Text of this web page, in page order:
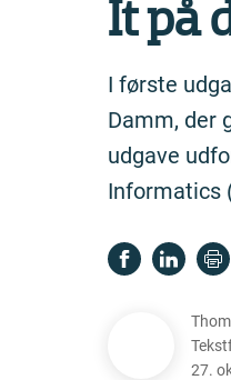
It på
I første
Damm, der
udgave
Informatics
27.